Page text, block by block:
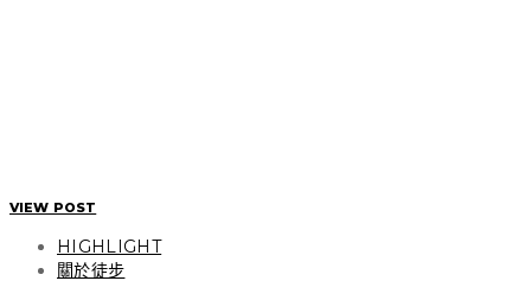
VIEW POST
HIGHLIGHT
關於徒步